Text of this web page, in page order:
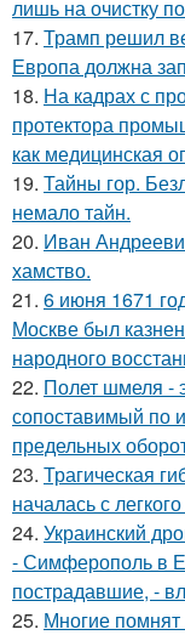
лишь на очистку
17. Трамп решил
Европа должна
18. На кадрах с
протектора
как медицинская
19. Тайны гор.
немало тайн.
20. Иван
хамство.
21. 6 июня 1671
Москве был
народного
22. Полет шмеля -
сопоставимый по
предельных
23. Трагическая
началась с
24. Украинский
- Симферополь в
пострадавшие, -
25. Многие помнят